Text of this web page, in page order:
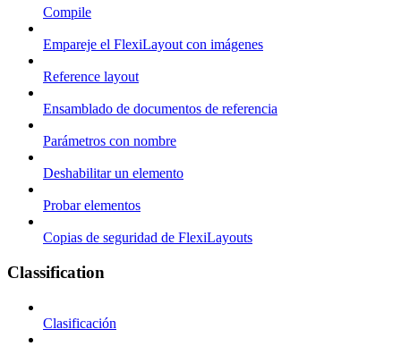
Compile
Empareje el FlexiLayout con imágenes
Reference layout
Ensamblado de documentos de referencia
Parámetros con nombre
Deshabilitar un elemento
Probar elementos
Copias de seguridad de FlexiLayouts
Classification
Clasificación